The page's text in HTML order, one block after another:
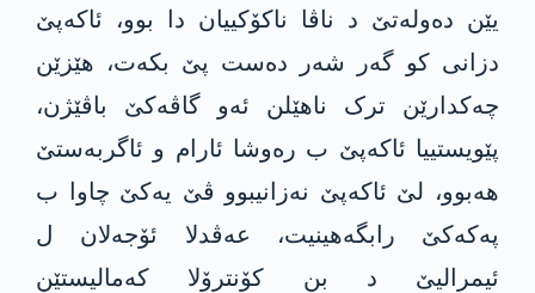
یێن دەولەتێ د ناڤا ناکۆکییان دا بوو، ئاکەپێ
دزانی کو گەر شەر دەست پێ بکەت، ھێزێن
چەکدارێن ترک ناھێلن ئەو گاڤەکێ باڤێژن،
پێویستییا ئاکەپێ ب رەوشا ئارام و ئاگربەستێ
ھەبوو، لێ ئاکەپێ نەزانیبوو ڤێ یەکێ چاوا ب
پەکەکێ رابگه‌ھینیت، عەڤدلا ئۆجەلان ل
ئیمرالیێ د بن کۆنترۆلا کەمالیستێن